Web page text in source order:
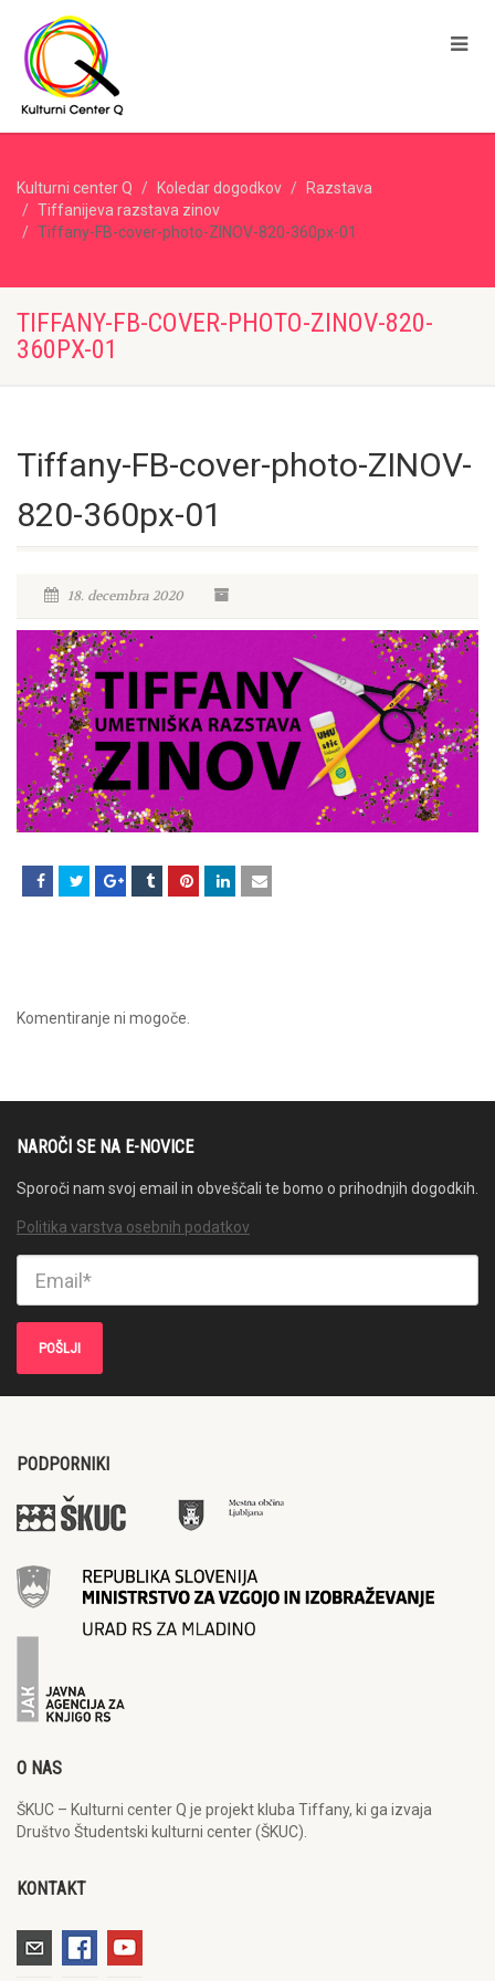
Kulturni center Q Koledar dogodkov
Razstava
Tiffanijeva razstava zinov
Tiffany-FB-cover-photo-ZINOV-820-360px-01
TIFFANY-FB-COVER-PHOTO-ZINOV-820-
360PX-01
Tiffany-FB-cover-photo-ZINOV-
820-360px-01
18. decembra 2020
Komentiranje ni mogoče.
NAROČI SE NA E-NOVICE
Sporoči nam svoj email in obveščali te bomo o prihodnjih dogodkih.
Politika varstva osebnih podatkov
PODPORNIKI
O NAS
ŠKUC – Kulturni center Q je projekt kluba Tiffany, ki ga izvaja
Društvo Študentski kulturni center (ŠKUC).
KONTAKT